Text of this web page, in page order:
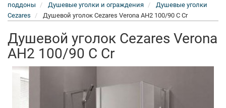
поддоны
Душевые уголки и ограждения
Душевые уголки
Cezares
Душевой уголок Cezares Verona AH2 100/90 C Cr
Душевой уголок Cezares Verona
AH2 100/90 C Cr